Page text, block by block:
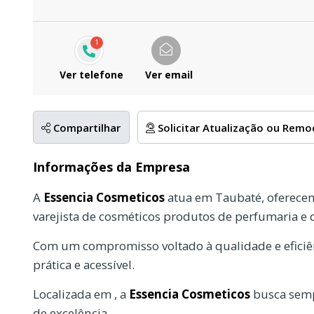
1
Ver telefone Ver email
Compartilhar Solicitar Atualização ou
Informações da Empresa
A Essencia Cosmeticosatua em Taubaté,
varejista de cosméticos produtos de perfumaria e
Com um compromisso voltado à qualidade e
prática e acessível.
Localizada em , a Essencia Cosmeticos busca